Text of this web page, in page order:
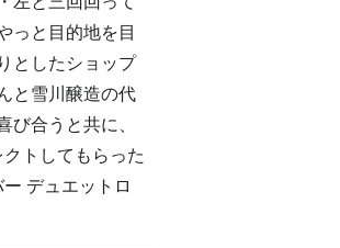
っと目的地を目
としたショップ
と雪川醸造の代
合うと共に、
トしてもらった
デュエットロ